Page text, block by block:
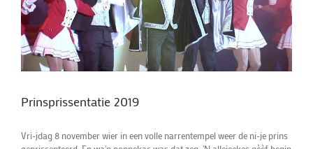
Prinsprissentatie 2019
Vri-jdag 8 november wier in een volle narrentempel weer de ni-je prins